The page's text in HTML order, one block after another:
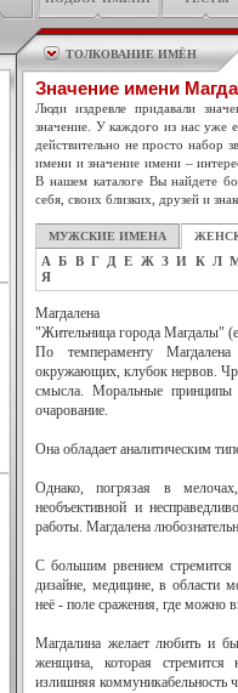
ТОЛКОВАНИЕ ИМЁН
Значение имени
Люди издревле придавали
значение. У каждого из нас уже
действительно не просто набор
имени и значение имени –
В нашем каталоге Вы найдете
себя, своих близких, друзей и
МУЖСКИЕ ИМЕНА
А Б В Г Д Е Ж З И К Л
Я
Магдалена
"Жительница города Магдалы"
По темпераменту
окружающих, клубок нервов.
смысла. Моральные принципы
очарование.
Она обладает аналитическим
Однако, погрязая в
необъективной и
работы. Магдалена
С большим рвением стремится
дизайне, медицине, в области
неё - поле сражения, где можно
Магдалина желает любить и
женщина, которая
излишняя коммуникабельность